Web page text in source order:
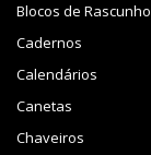
Blocos de Rascunho
Cadernos
Calendários
Canetas
Chaveiros